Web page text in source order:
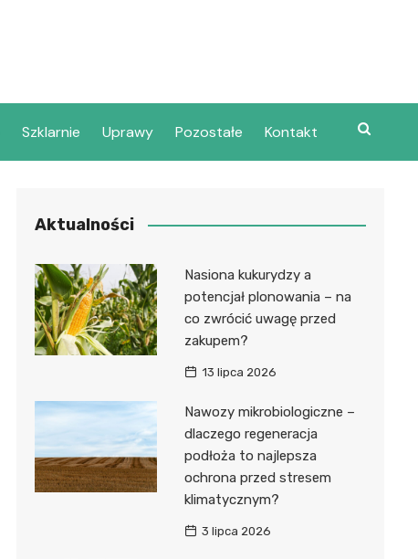
Szklarnie Uprawy Pozostałe Kontakt
Aktualności
Nasiona kukurydzy a
potencjał plonowania – na
co zwrócić uwagę przed
zakupem?
13 lipca 2026
Nawozy mikrobiologiczne –
dlaczego regeneracja
podłoża to najlepsza
ochrona przed stresem
klimatycznym?
3 lipca 2026